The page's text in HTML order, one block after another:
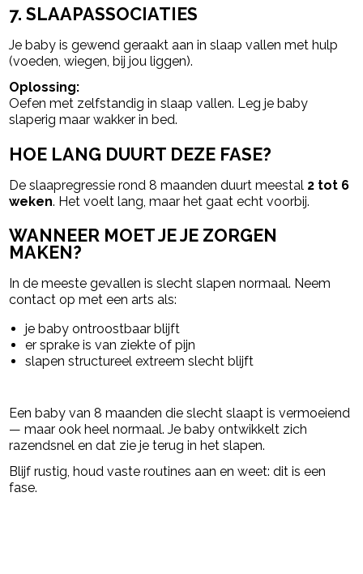
7. SLAAPASSOCIATIES
Je baby is gewend geraakt aan in slaap vallen met hulp
(voeden, wiegen, bij jou liggen).
Oplossing:
Oefen met zelfstandig in slaap vallen. Leg je baby
slaperig maar wakker in bed.
HOE LANG DUURT DEZE FASE?
De slaapregressie rond 8 maanden duurt meestal 2 tot 6
weken. Het voelt lang, maar het gaat echt voorbij.
WANNEER MOET JE JE ZORGEN
MAKEN?
In de meeste gevallen is slecht slapen normaal. Neem
contact op met een arts als:
je baby ontroostbaar blijft
er sprake is van ziekte of pijn
slapen structureel extreem slecht blijft
Een baby van 8 maanden die slecht slaapt is vermoeiend
— maar ook heel normaal. Je baby ontwikkelt zich
razendsnel en dat zie je terug in het slapen.
Blijf rustig, houd vaste routines aan en weet: dit is een
fase.